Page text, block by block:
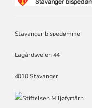
Stavanger bispedømme
Lagårdsveien 44
4010 Stavanger